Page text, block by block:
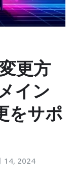
更方
イン
をサポ
14, 2024